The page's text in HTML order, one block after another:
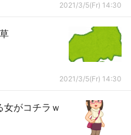
2021/3/5(Fr) 14:30
2021/3/5(Fr) 14:30
女がコチラｗ